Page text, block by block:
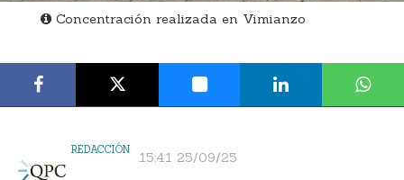
Concentración realizada en Vimianzo
REDACCIÓN 15:41 25/09/25